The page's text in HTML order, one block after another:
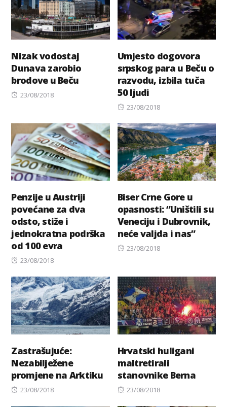
Nizak vodostaj
Dunava zarobio
brodove u Beču
Posted
23/08/2018
Umjesto dogovora
srpskog para u Beču o
razvodu, izbila tuča
50 ljudi
Posted
23/08/2018
Penzije u Austriji
povećane za dva
odsto, stiže i
jednokratna podrška
od 100 evra
Posted
23/08/2018
Biser Crne Gore u
opasnosti: “Uništili su
Veneciju i Dubrovnik,
neće valjda i nas”
Posted
23/08/2018
Zastrašujuće:
Nezabilježene
promjene na Arktiku
Posted
23/08/2018
Hrvatski huligani
maltretirali
stanovnike Berna
Posted
23/08/2018